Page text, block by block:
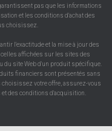
pas que les informations
et les conditions d'achat des
choisissez.
l'exactitude et la mise à jour des
affichées sur les sites des
site Web d'un produit spécifique.
financiers sont présentés sans
votre offre, assurez-vous
des conditions d'acquisition.